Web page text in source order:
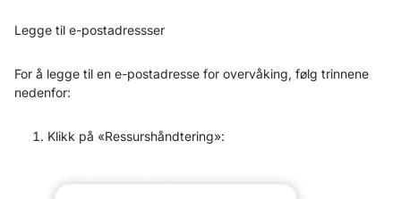
Legge til e-postadressser
For å legge til en e-postadresse for overvåking, følg trinnene
nedenfor:
Klikk på «Ressurshåndtering»: